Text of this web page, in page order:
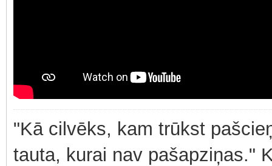
"Kā cilvēks, kam trūkst
tauta, kurai nav pašapziņas."